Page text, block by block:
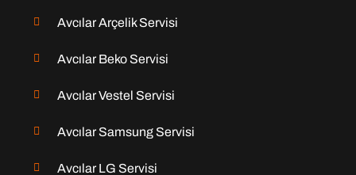
Avcılar Arçelik Servisi
Avcılar Beko Servisi
Avcılar Vestel Servisi
Avcılar Samsung Servisi
Avcılar LG Servisi